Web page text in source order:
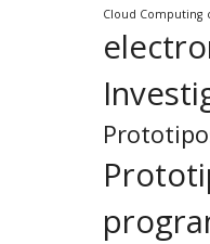
Cloud Computing